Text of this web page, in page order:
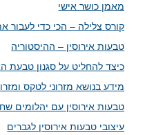
מאמן כושר אישי
קורס צלילה – הכי כדי לעבור
טבעות אירוסין – ההיסטוריה
כיצד להחליט על סגנון טבעת
מידע בנושא מזרוני לטקס
טבעות אירוסין עם יהלומים
עיצובי טבעות אירוסין לגברים